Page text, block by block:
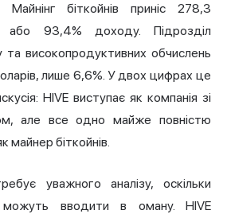
Майнінг біткойнів приніс 278,3
або 93,4% доходу. Підрозділ
та високопродуктивних обчислень
лише 6,6%. У двох цифрах це
HIVE виступає як компанія зі
але все одно майже повністю
майнер біткойнів.
уважного аналізу, оскільки
можуть вводити в оману. HIVE